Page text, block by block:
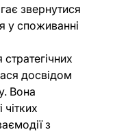
звернутися
у споживанні
досвідом
Вона
з